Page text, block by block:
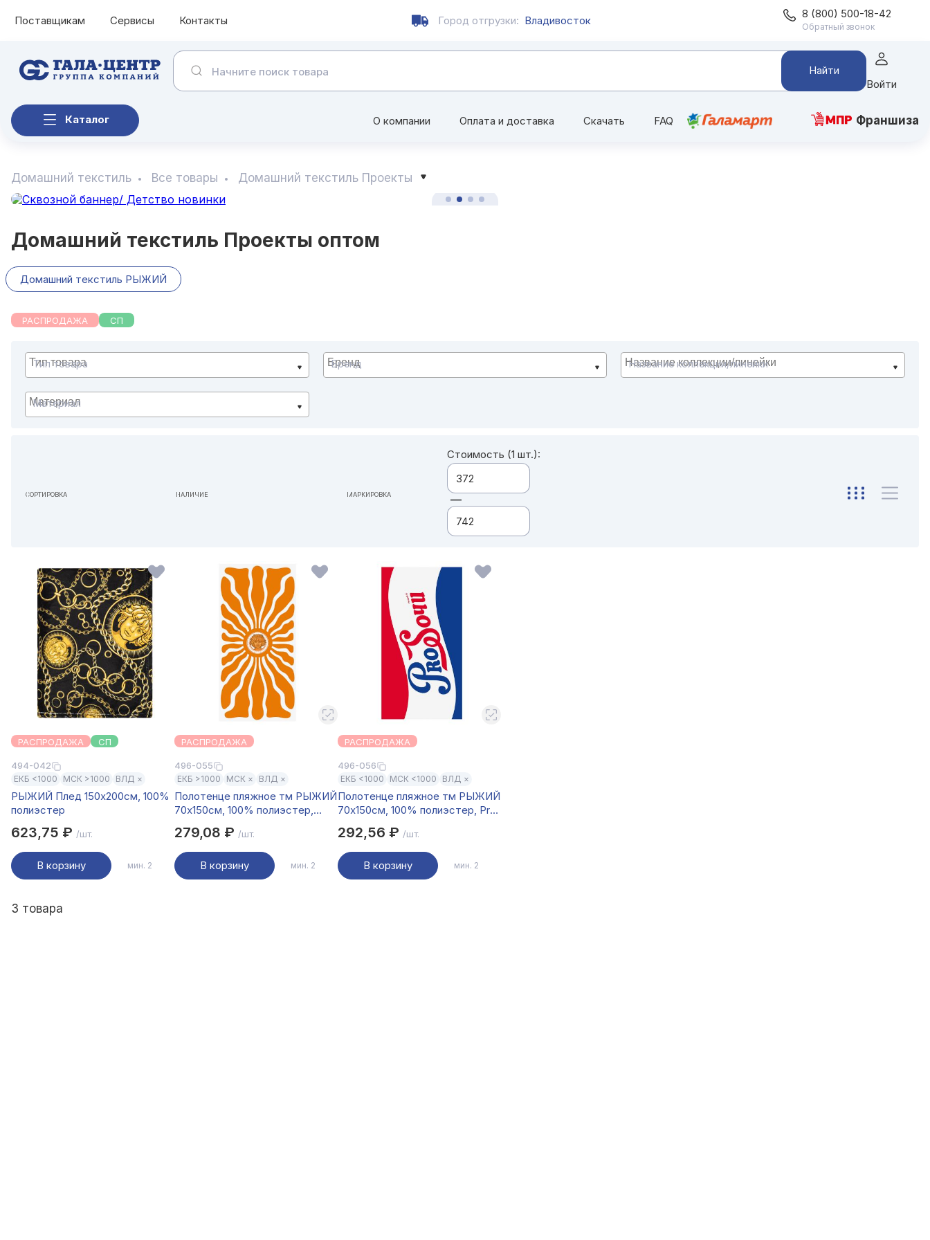
Поставщикам Сервисы Контакты Город отгрузки: Владивосток 8 (800) 500-18-42
Обратный звонок
Найти
Войти
Каталог О компании Оплата и доставка Скачать FAQ Франшиза
Домашний текстиль Все товары Домашний текстиль Проекты
Домашний текстиль Проекты оптом
Домашний текстиль РЫЖИЙ
РАСПРОДАЖА СП
Тип товара Бренд Название коллекции/линейки
Материал
СОРТИРОВКА
НАЛИЧИЕ
МАРКИРОВКА
Стоимость (1 шт.):
—
РАСПРОДАЖА СП
494-042
ЕКБ <1000 МСК >1000 ВЛД ×
РЫЖИЙ Плед 150х200см, 100%
полиэстер
623,75 ₽ /шт.
В корзину мин. 2
РАСПРОДАЖА
496-055
ЕКБ >1000 МСК × ВЛД ×
Полотенце пляжное тм РЫЖИЙ
70х150см, 100% полиэстер,
279,08 ₽ /шт.
В корзину мин. 2
РАСПРОДАЖА
496-056
ЕКБ <1000 МСК <1000 ВЛД ×
Полотенце пляжное тм РЫЖИЙ
70х150см, 100% полиэстер, Pro
292,56 ₽ /шт.
В корзину мин. 2
3 товара